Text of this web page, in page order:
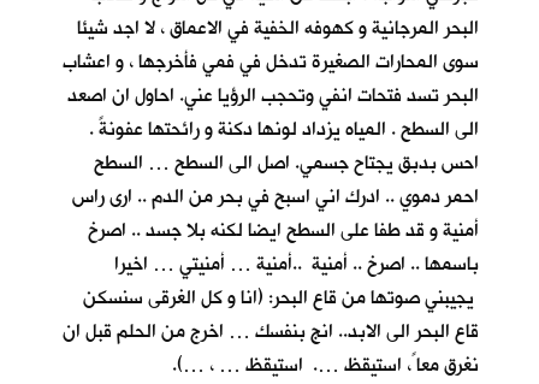
البحر المرجانية و كهوفه الخفية في الاعماق ، لا اجد شيئا
سوى المحارات الصغيرة تدخل في فمي فأخرجها ، و اعشاب
البحر تسد فتحات انفي وتحجب الرؤيا عني. احاول ان اصعد
الى السطح . المياه يزداد لونها دكنة و رائحتها عفونةً .
احس بدبق يجتاح جسمي. اصل الى السطح … السطح
احمر دموي .. ادرك اني اسبح في بحر من الدم .. ارى راس
أمنية و قد طفا على السطح ايضا لكنه بلا جسد .. اصرخ
باسمها .. اصرخ .. أمنية ..أمنية … أمنيتي … اخيرا
يجيبني صوتها من قاع البحر: (انا و كل الغرقى سنسكن
قاع البحر الى الابد.. انج بنفسك … اخرج من الحلم قبل ان
نغرق معا ً، استيقظ …. استيقظ … ، …).